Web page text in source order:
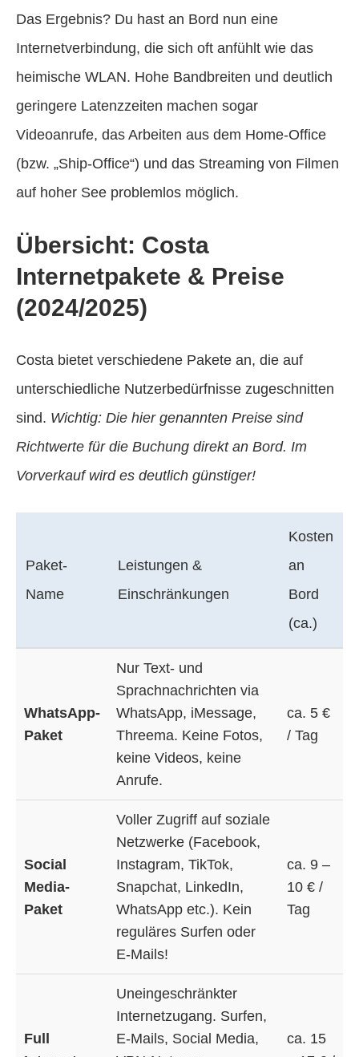
Das Ergebnis? Du hast an Bord nun eine
Internetverbindung, die sich oft anfühlt wie das
heimische WLAN. Hohe Bandbreiten und deutlich
geringere Latenzzeiten machen sogar
Videoanrufe, das Arbeiten aus dem Home-Office
(bzw. „Ship-Office“) und das Streaming von Filmen
auf hoher See problemlos möglich.
Übersicht: Costa
Internetpakete & Preise
(2024/2025)
Costa bietet verschiedene Pakete an, die auf
unterschiedliche Nutzerbedürfnisse zugeschnitten
sind. Wichtig: Die hier genannten Preise sind
Richtwerte für die Buchung direkt an Bord. Im
Vorverkauf wird es deutlich günstiger!
Paket-
Name
Leistungen &
Einschränkungen
Kosten
an
Bord
(ca.)
WhatsApp-
Paket
Nur Text- und
Sprachnachrichten via
WhatsApp, iMessage,
Threema. Keine Fotos,
keine Videos, keine
Anrufe.
ca. 5 €
/ Tag
Social
Media-
Paket
Voller Zugriff auf soziale
Netzwerke (Facebook,
Instagram, TikTok,
Snapchat, LinkedIn,
WhatsApp etc.). Kein
reguläres Surfen oder
E-Mails!
ca. 9 –
10 € /
Tag
Full
Uneingeschränkter
Internetzugang. Surfen,
E-Mails, Social Media,
ca. 15